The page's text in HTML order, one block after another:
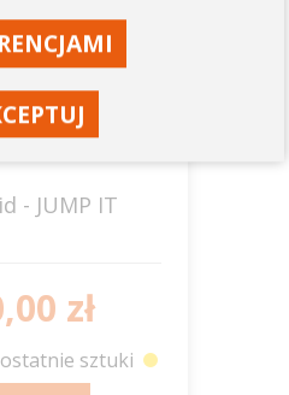
- JUMP IT
zł
sztuki